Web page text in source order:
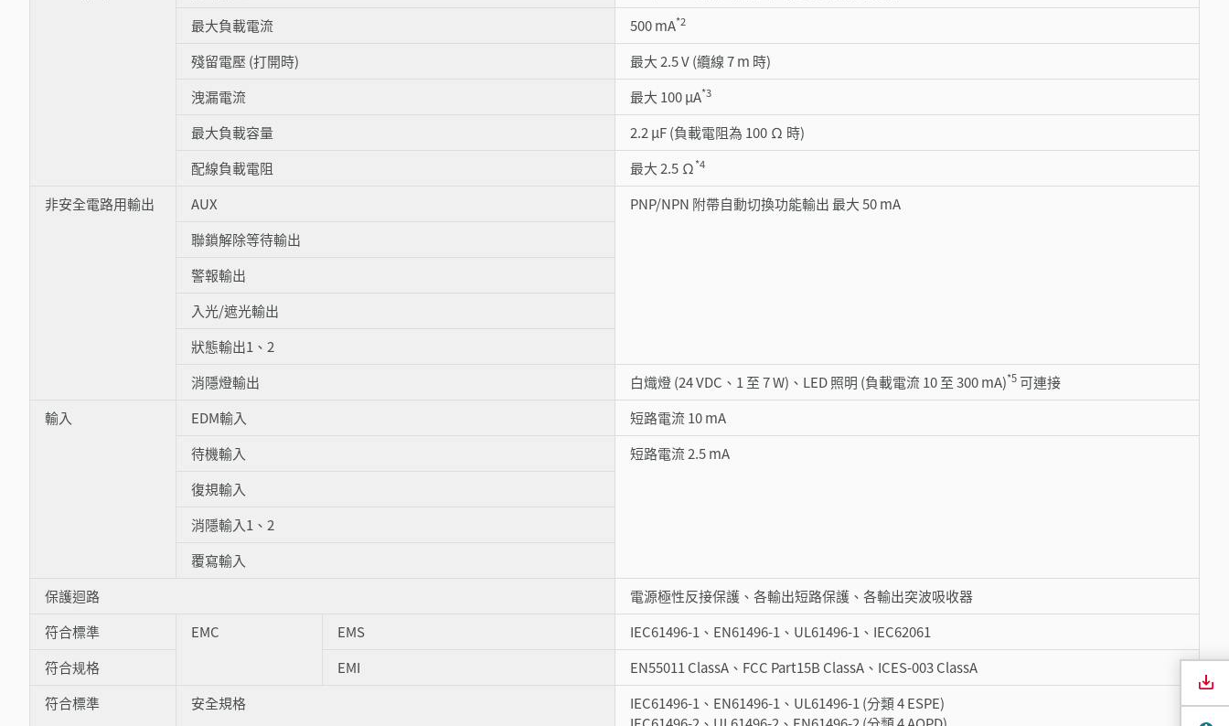
最大負載電流
500 mA*2
殘留電壓 (打開時)
最大 2.5 V (纜線 7 m 時)
洩漏電流
最大 100 µA*3
最大負載容量
2.2 µF (負載電阻為 100 Ω 時)
配線負載電阻
最大 2.5 Ω*4
非安全電路用輸出 AUX
PNP/NPN 附帶自動切換功能輸出 最大 50 mA
聯鎖解除等待輸出
警報輸出
入光/遮光輸出
狀態輸出1、2
消隱燈輸出
白熾燈 (24 VDC、1 至 7 W)、LED 照明 (負載電流 10 至 300 mA)*5 可連接
輸入
EDM輸入
短路電流 10 mA
待機輸入
短路電流 2.5 mA
復規輸入
消隱輸入1、2
覆寫輸入
保護迴路
電源極性反接保護、各輸出短路保護、各輸出突波吸收器
符合標準
EMC EMS
IEC61496-1、EN61496-1、UL61496-1、IEC62061
符合规格
EMI
EN55011 ClassA、FCC Part15B ClassA、ICES-003 ClassA
符合標準
安全規格
IEC61496-1、EN61496-1、UL61496-1 (分類 4 ESPE)